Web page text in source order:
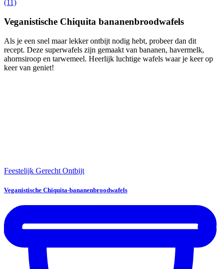
(11)
Veganistische Chiquita bananenbroodwafels
Als je een snel maar lekker ontbijt nodig hebt, probeer dan dit
recept. Deze superwafels zijn gemaakt van bananen, havermelk,
ahornsiroop en tarwemeel. Heerlijk luchtige wafels waar je keer op
keer van geniet!
Feestelijk Gerecht Ontbijt
Veganistische Chiquita-bananenbroodwafels